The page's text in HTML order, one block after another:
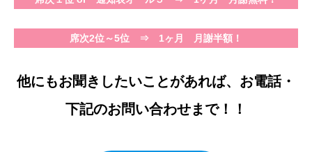
席次2位～5位 ⇒ 1ヶ月 月謝半額！
他にもお聞きしたいことがあれば、お電話・
下記のお問い合わせまで！！